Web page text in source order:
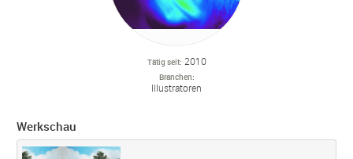
Tätig seit 2010
Branchen
Illustratoren
Werkschau